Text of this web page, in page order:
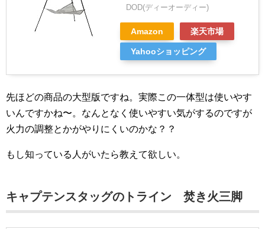
DOD(ディーオーディー)
Amazon 楽天市場
Yahooショッピング
先ほどの商品の大型版ですね。実際この一体型は使いやす
いんですかね〜。なんとなく使いやすい気がするのですが
火力の調整とかがやりにくいのかな？？
もし知っている人がいたら教えて欲しい。
キャプテンスタッグのトライン 焚き火三脚